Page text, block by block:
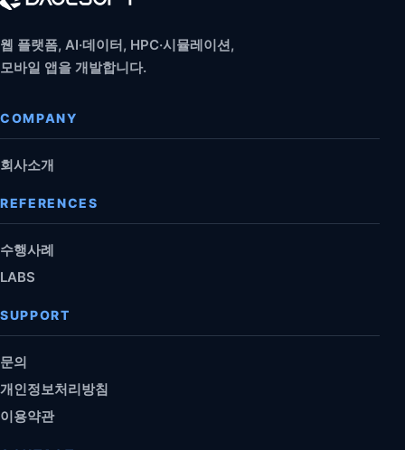
웹 플랫폼, AI·데이터, HPC·시뮬레이션,
모바일 앱을 개발합니다.
COMPANY
회사소개
REFERENCES
수행사례
LABS
SUPPORT
문의
개인정보처리방침
이용약관